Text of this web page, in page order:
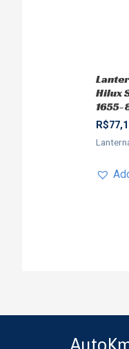
Hilux
1655-
R$